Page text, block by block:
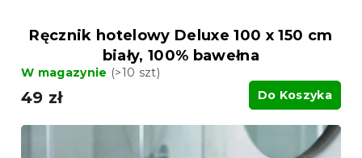
Ręcznik hotelowy Deluxe 100 x 150 cm
biały, 100% bawełna
W magazynie (>10 szt)
49 zł Do Koszyka